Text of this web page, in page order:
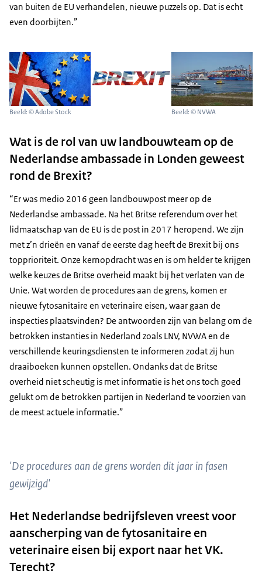
van buiten de EU verhandelen, nieuwe puzzels op. Dat is echt
even doorbijten.”
Beeld: © Adobe Stock Beeld: © NVWA
Wat is de rol van uw landbouwteam op de
Nederlandse ambassade in Londen geweest
rond de Brexit?
“Er was medio 2016 geen landbouwpost meer op de
Nederlandse ambassade. Na het Britse referendum over het
lidmaatschap van de EU is de post in 2017 heropend. We zijn
met z’n drieën en vanaf de eerste dag heeft de Brexit bij ons
topprioriteit. Onze kernopdracht was en is om helder te krijgen
welke keuzes de Britse overheid maakt bij het verlaten van de
Unie. Wat worden de procedures aan de grens, komen er
nieuwe fytosanitaire en veterinaire eisen, waar gaan de
inspecties plaatsvinden? De antwoorden zijn van belang om de
betrokken instanties in Nederland zoals LNV, NVWA en de
verschillende keuringsdiensten te informeren zodat zij hun
draaiboeken kunnen opstellen. Ondanks dat de Britse
overheid niet scheutig is met informatie is het ons toch goed
gelukt om de betrokken partijen in Nederland te voorzien van
de meest actuele informatie.”
'De procedures aan de grens worden dit jaar in fasen
gewijzigd'
Het Nederlandse bedrijfsleven vreest voor
aanscherping van de fytosanitaire en
veterinaire eisen bij export naar het VK.
Terecht?